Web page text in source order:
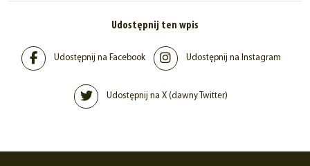
Udostępnij ten wpis
Udostępnij na Facebook Udostępnij na Instagram
Udostępnij na X (dawny Twitter)